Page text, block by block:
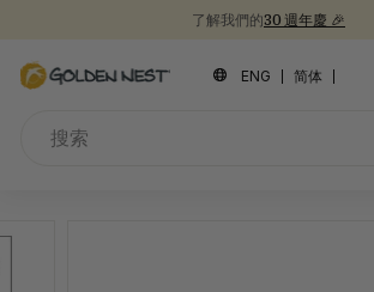
停
了解我們的30 週年慶 🎉
金
ENG 简体